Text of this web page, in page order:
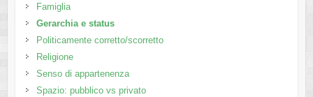
Famiglia
Gerarchia e status
Politicamente corretto/scorretto
Religione
Senso di appartenenza
Spazio: pubblico vs privato